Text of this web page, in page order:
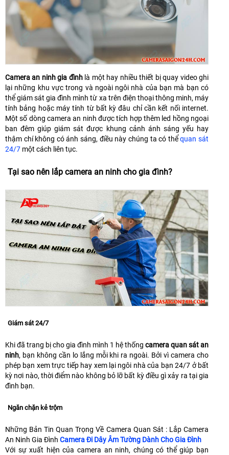
Camera an ninh gia đìnhlà một hay nhiều thiết bị quay video ghi
lại những khu vực trong và ngoài ngôi nhà của bạn mà bạn có
thể giám sát gia đình mình từ xa trên điện thoại thông minh, máy
tính bảng hoặc máy tính từ bất kỳ đâu chỉ cần kết nối internet.
Một số dòng camera an ninh được tích hợp thêm led hồng ngoại
ban đêm giúp giám sát được khung cảnh ánh sáng yếu hay
thậm chí không có ánh sáng, điều này chúng ta có thểquan sát
24/7 một cách liên tục.
Tại sao nên lắp camera an ninh cho gia đình?
Giám sát 24/7
Khi đã trang bị cho gia đình mình 1 hệ thống camera quan sát an
ninh, bạn không cần lo lắng mỗi khi ra ngoài. Bởi vì camera cho
phép bạn xem trực tiếp hay xem lại ngôi nhà của bạn 24/7 ở bất
kỳ nơi nào, thời điểm nào không bỏ lỡ bất kỳ điều gì xảy ra tại gia
đình bạn.
Ngăn chặn kẻ trộm
Những Bản Tin Quan Trọng Về Camera Quan Sát : Lắp Camera
An Ninh Gia Đình Camera Đi Dây Âm Tường Dành Cho Gia Đình
Với sự xuất hiện của camera an ninh, chúng có thể giúp bạn